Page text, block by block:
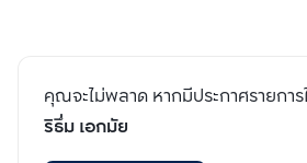
คุณจะไม่พลาด หากมีประกาศรายการ
ริธึ่ม เอกมัย